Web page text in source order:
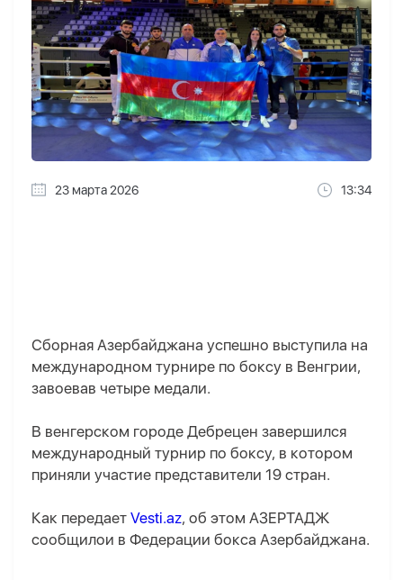
23 марта 2026 13:34
Сборная Азербайджана успешно выступила на
международном турнире по боксу в Венгрии,
завоевав четыре медали.
В венгерском городе Дебрецен завершился
международный турнир по боксу, в котором
приняли участие представители 19 стран.
Как передает Vesti.az, об этом АЗЕРТАДЖ
сообщилои в Федерации бокса Азербайджана.